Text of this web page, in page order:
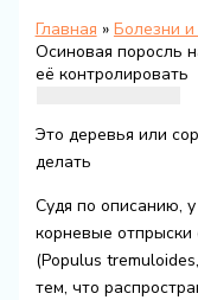
Главная
Болезни
Осиновая поросль
её контролировать
Это деревья или
делать
Судя по описанию,
корневые отпрыски
(Populus
тем, что